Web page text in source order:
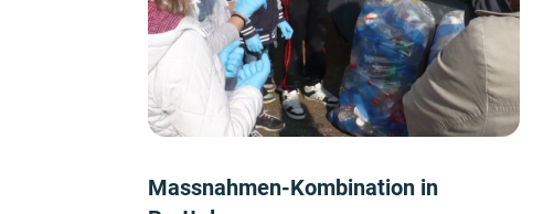
Massnahmen-Kombination in